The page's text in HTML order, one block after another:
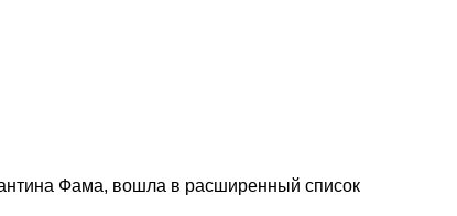
Фама, вошла в расширенный список